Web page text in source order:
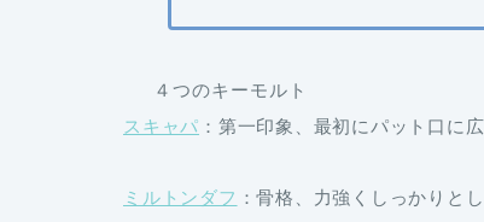
４つのキーモルト
スキャパ ： 第一印象、最初にパット口に
ミルトンダフ ：骨格、力強くしっかりと